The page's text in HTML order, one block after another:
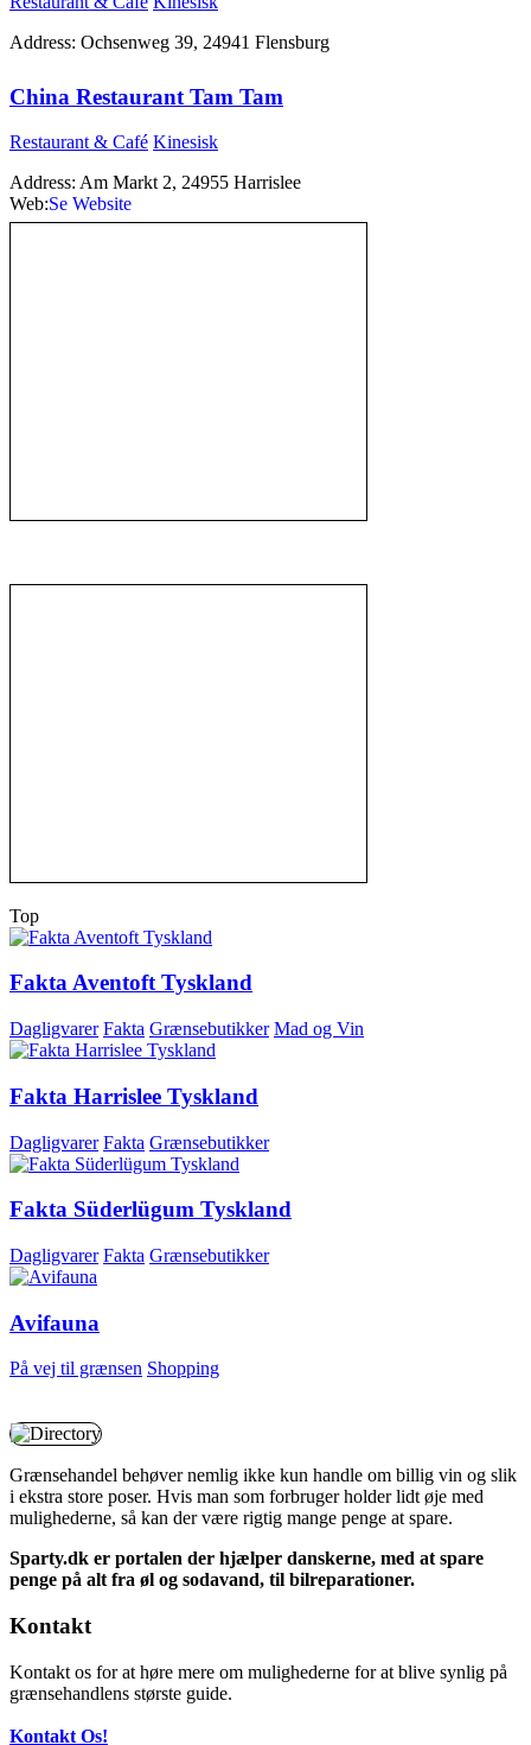
Address: Ochsenweg 39, 24941 Flensburg
China Restaurant Tam Tam
Restaurant & Café Kinesisk
Address: Am Markt 2, 24955 Harrislee
Web:http://www.chinatamtam.de
Top
Fakta Aventoft Tyskland
Dagligvarer Fakta Grænsebutikker Mad og Vin
Fakta Harrislee Tyskland
Dagligvarer Fakta Grænsebutikker
Fakta Süderlügum Tyskland
Dagligvarer Fakta Grænsebutikker
Avifauna
På vej til grænsen Shopping
Grænsehandel behøver nemlig ikke kun handle om billig vin og slik
i ekstra store poser. Hvis man som forbruger holder lidt øje med
mulighederne, så kan der være rigtig mange penge at spare.
Sparty.dk er portalen der hjælper danskerne, med at spare
penge på alt fra øl og sodavand, til bilreparationer.
Kontakt
Kontakt os for at høre mere om mulighederne for at blive synlig på
grænsehandlens største guide.
Kontakt Os!